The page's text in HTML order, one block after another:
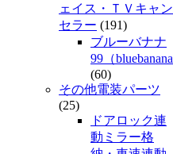
ェイス・ＴＶキャン
セラー (191)
ブルーバナナ
99（
(60)
その他電装パーツ
(25)
ドアロック連
動ミラー格